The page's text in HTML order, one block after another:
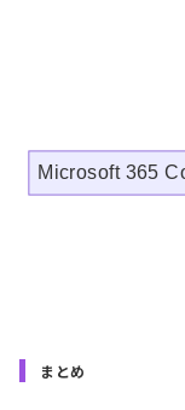
Microsoft 365
まとめ